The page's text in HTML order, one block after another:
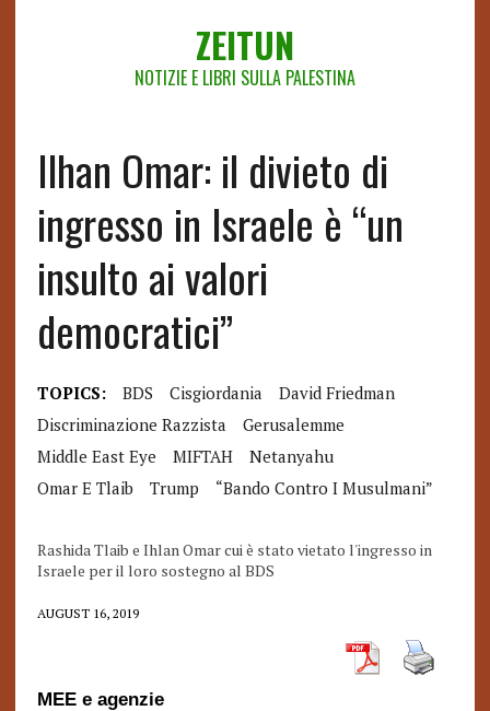
ZEITUN
NOTIZIE E LIBRI SULLA PALESTINA
Ilhan Omar: il divieto di
ingresso in Israele è “un
insulto ai valori
democratici”
TOPICS: BDS Cisgiordania
David Friedman
Discriminazione Razzista
Gerusalemme
Middle East Eye
MIFTAH
Netanyahu
Omar E Tlaib
Trump “bando Contro I Musulmani”
Rashida Tlaib e Ihlan Omar cui è stato vietato l'ingresso in
Israele per il loro sostegno al BDS
AUGUST 16, 2019
MEE e agenzie